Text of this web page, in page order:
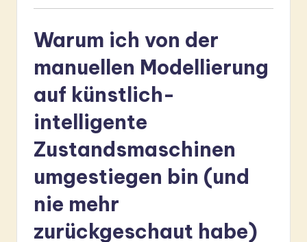
in
&
ft
w
Warum ich von der
manuellen Modellierung
auf künstlich-
intelligente
Zustandsmaschinen
umgestiegen bin (und
nie mehr
zurückgeschaut habe)